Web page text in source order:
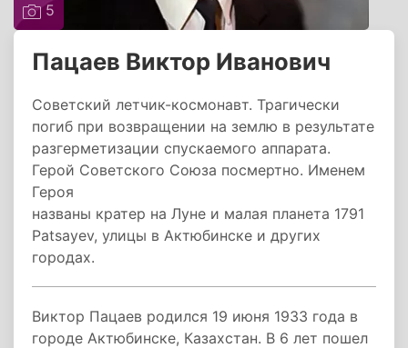
5
Пацаев Виктор Иванович
Советский летчик-космонавт. Трагически
погиб при возвращении на землю в результате
разгерметизации спускаемого аппарата.
Герой Советского Союза посмертно. Именем
Героя
названы кратер на Луне и малая планета 1791
Patsayev, улицы в Актюбинске и других
городах.
Виктор Пацаев родился 19 июня 1933 года в
городе Актюбинске, Казахстан. В 6 лет пошел